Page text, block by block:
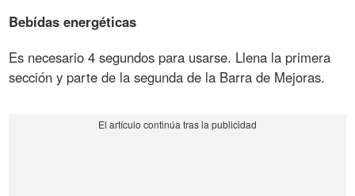
Bebídas energéticas
Es necesario 4 segundos para usarse. Llena la primera
sección y parte de la segunda de la Barra de Mejoras.